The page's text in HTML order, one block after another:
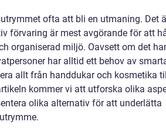
ofta att bli en utmaning. Det
förvaring är mest avgörande för att
organiserad miljö. Oavsett om det
har alltid ett behov av
allt från handdukar och kosmetika
kommer vi att utforska olika
olika alternativ för att underlätta